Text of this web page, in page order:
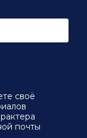
своё
почты